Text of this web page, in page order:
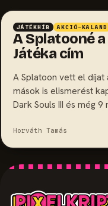
JÁTÉKHÍR AKCIÓ-KALAND
A Splatooné
Játéka cím
A Splatoon vett el
mások is elismerést
Dark Souls III és még 9
Horváth Tamás